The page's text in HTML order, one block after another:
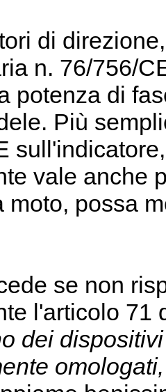
di
n. 76/756/
potenza di
Più
vale anche
moto, possa
se non
l'articolo 71
dei